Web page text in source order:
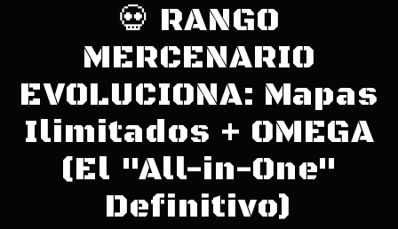
💀 RANGO
MERCENARIO
EVOLUCIONA: Mapas
Ilimitados + OMEGA
(El "All-in-One"
Definitivo)